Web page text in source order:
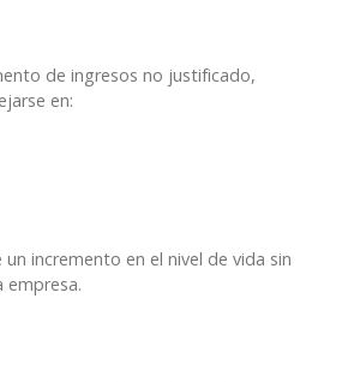
de ingresos no justificado,
en:
incremento en el nivel de vida sin
empresa.